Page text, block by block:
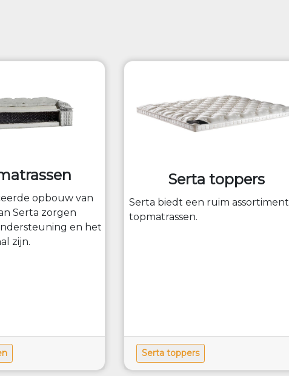
opbouw van
Serta zorgen
en het
zijn.
Serta toppers
Serta biedt een ruim assortiment
topmatrassen.
Serta toppers